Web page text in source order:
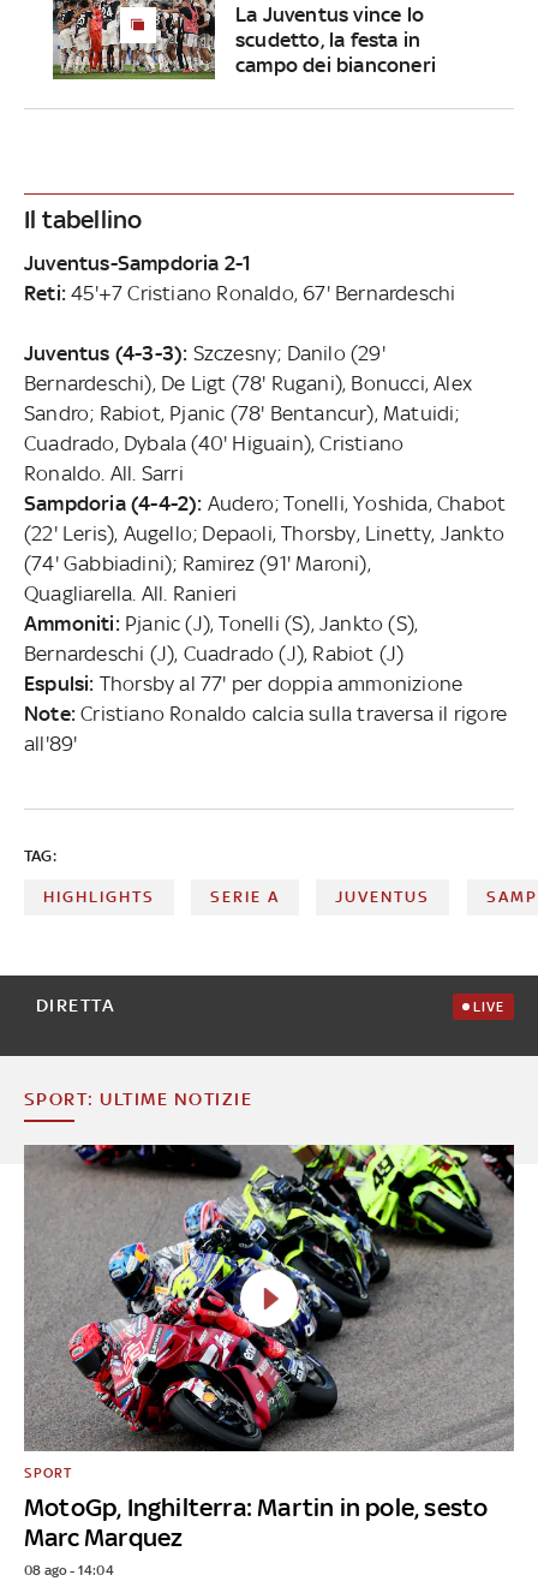
La Juventus vince lo
scudetto, la festa in
campo dei bianconeri
Il tabellino
Juventus-Sampdoria 2-1
Reti:45'+7 Cristiano Ronaldo, 67' Bernardeschi
Juventus (4-3-3): Szczesny; Danilo (29'
Bernardeschi), De Ligt (78' Rugani), Bonucci, Alex
Sandro; Rabiot, Pjanic (78' Bentancur), Matuidi;
Cuadrado, Dybala (40' Higuain), Cristiano
Ronaldo. All. Sarri
Sampdoria (4-4-2): Audero; Tonelli, Yoshida, Chabot
(22' Leris), Augello; Depaoli, Thorsby, Linetty, Jankto
(74' Gabbiadini); Ramirez (91' Maroni),
Quagliarella. All. Ranieri
Ammoniti: Pjanic (J), Tonelli (S), Jankto (S),
Bernardeschi (J), Cuadrado (J), Rabiot (J)
Espulsi: Thorsby al 77' per doppia ammonizione
Note:Cristiano Ronaldo calcia sulla traversa il rigore
all'89'
TAG:
HIGHLIGHTS SERIE A JUVENTUS
DIRETTA LIVE
SPORT: ULTIME NOTIZIE
MotoGp, Inghilterra: Martin in pole, sesto
Marc Marquez
SPORT
08 ago - 14:04